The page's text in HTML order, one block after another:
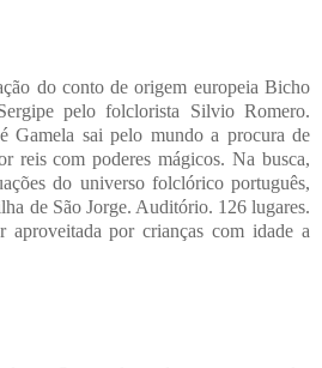
do conto de origem europeia Bicho
pelo folclorista Silvio Romero.
Gamela sai pelo mundo a procura de
reis com poderes mágicos. Na busca,
do universo folclórico português,
de São Jorge. Auditório. 126 lugares.
aproveitada por crianças com idade a